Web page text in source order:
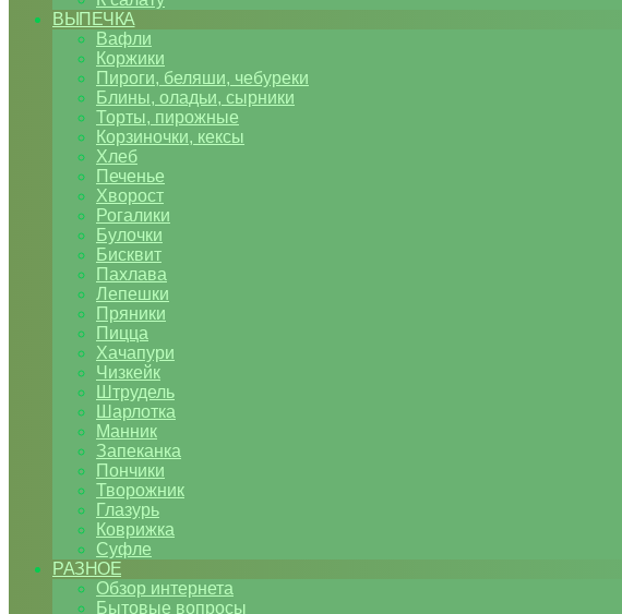
ВЫПЕЧКА
Вафли
Коржики
Пироги, беляши, чебуреки
Блины, оладьи, сырники
Торты, пирожные
Корзиночки, кексы
Хлеб
Печенье
Хворост
Рогалики
Булочки
Бисквит
Пахлава
Лепешки
Пряники
Пицца
Хачапури
Чизкейк
Штрудель
Шарлотка
Манник
Запеканка
Пончики
Творожник
Глазурь
Коврижка
Суфле
РАЗНОЕ
Обзор интернета
Бытовые вопросы